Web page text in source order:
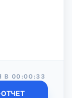
В 00:00:33